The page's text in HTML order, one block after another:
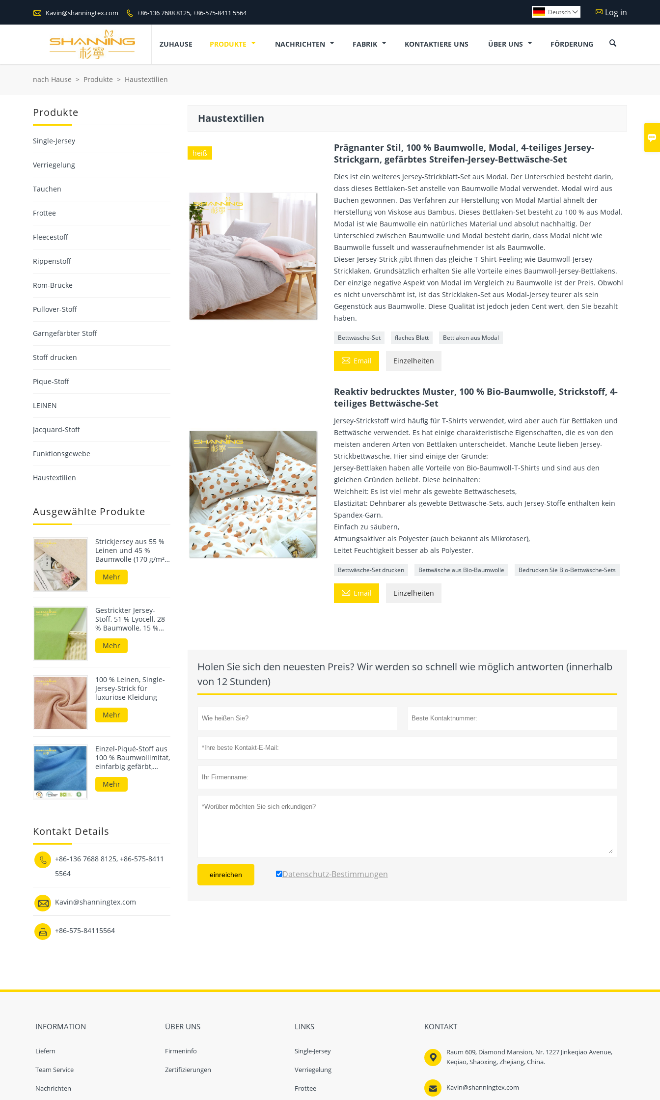

 Kavin@shanningtex.com  +86-136 7688 8125, +86-575-8411 5564  Log in
Deutsch 
ZUHAUSE PRODUKTE NACHRICHTEN FABRIK KONTAKTIERE UNS ÜBER UNS FÖRDERUNG 
nach Hause > Produkte > Haustextilien
Haustextilien
heiß
Prägnanter Stil, 100 % Baumwolle, Modal, 4-teiliges Jersey-
Strickgarn, gefärbtes Streifen-Jersey-Bettwäsche-Set
Dies ist ein weiteres Jersey-Strickblatt-Set aus Modal. Der Unterschied besteht darin,
dass dieses Bettlaken-Set anstelle von Baumwolle Modal verwendet. Modal wird aus
Buchen gewonnen. Das Verfahren zur Herstellung von Modal Martial ähnelt der
Herstellung von Viskose aus Bambus. Dieses Bettlaken-Set besteht zu 100 % aus Modal.
Modal ist wie Baumwolle ein natürliches Material und absolut nachhaltig. Der
Unterschied zwischen Baumwolle und Modal besteht darin, dass Modal nicht wie
Baumwolle fusselt und wasseraufnehmender ist als Baumwolle.
Dieser Jersey-Strick gibt Ihnen das gleiche T-Shirt-Feeling wie Baumwoll-Jersey-
Stricklaken. Grundsätzlich erhalten Sie alle Vorteile eines Baumwoll-Jersey-Bettlakens.
Der einzige negative Aspekt von Modal im Vergleich zu Baumwolle ist der Preis. Obwohl
es nicht unverschämt ist, ist das Stricklaken-Set aus Modal-Jersey teurer als sein
Gegenstück aus Baumwolle. Diese Qualität ist jedoch jeden Cent wert, den Sie bezahlt
haben.
Bettwäsche-Set flaches Blatt Bettlaken aus Modal
 Email Einzelheiten
Reaktiv bedrucktes Muster, 100 % Bio-Baumwolle, Strickstoff, 4-
teiliges Bettwäsche-Set
Jersey-Strickstoff wird häufig für T-Shirts verwendet, wird aber auch für Bettlaken und
Bettwäsche verwendet. Es hat einige charakteristische Eigenschaften, die es von den
meisten anderen Arten von Bettlaken unterscheidet. Manche Leute lieben Jersey-
Strickbettwäsche. Hier sind einige der Gründe:
Jersey-Bettlaken haben alle Vorteile von Bio-Baumwoll-T-Shirts und sind aus den
gleichen Gründen beliebt. Diese beinhalten:
Weichheit: Es ist viel mehr als gewebte Bettwäschesets,
Elastizität: Dehnbarer als gewebte Bettwäsche-Sets, auch Jersey-Stoffe enthalten kein
Spandex-Garn.
Einfach zu säubern,
Atmungsaktiver als Polyester (auch bekannt als Mikrofaser),
Leitet Feuchtigkeit besser ab als Polyester.
Bettwäsche-Set drucken Bettwäsche aus Bio-Baumwolle Bedrucken Sie Bio-Bettwäsche-Sets
 Email Einzelheiten
Holen Sie sich den neuesten Preis? Wir werden so schnell wie möglich antworten (innerhalb
von 12 Stunden)
einreichen Datenschutz-Bestimmungen
Produkte
Single-Jersey
Verriegelung
Tauchen
Frottee
Fleecestoff
Rippenstoff
Rom-Brücke
Pullover-Stoff
Garngefärbter Stoff
Stoff drucken
Pique-Stoff
LEINEN
Jacquard-Stoff
Funktionsgewebe
Haustextilien
Ausgewählte Produkte
Strickjersey aus 55 %
Leinen und 45 %
Baumwolle (170 g/m²),
Mischgewebe für den
Sommer
Mehr
Gestrickter Jersey-
Stoff, 51 % Lyocell, 28
% Baumwolle, 15 %
Leinen, 6 % Elastan,
190 g/m²
Mehr
100 % Leinen, Single-
Jersey-Strick für
luxuriöse Kleidung
Mehr
Einzel-Piqué-Stoff aus
100 % Baumwollimitat,
einfarbig gefärbt,
fühlt sich wie
Baumwolle an
Mehr
Kontakt Details

+86-136 7688 8125, +86-575-8411
5564
 Kavin@shanningtex.com
 +86-575-84115564
INFORMATION
Liefern
Team Service
Nachrichten
ÜBER UNS
Firmeninfo
Zertifizierungen
LINKS
Single-Jersey
Verriegelung
Frottee
KONTAKT

Raum 609, Diamond Mansion, Nr. 1227 Jinkeqiao Avenue,
Keqiao, Shaoxing, Zhejiang, China.
 Kavin@shanningtex.com